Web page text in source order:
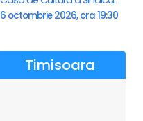
6 octombrie 2026, ora 19:30
Timisoara